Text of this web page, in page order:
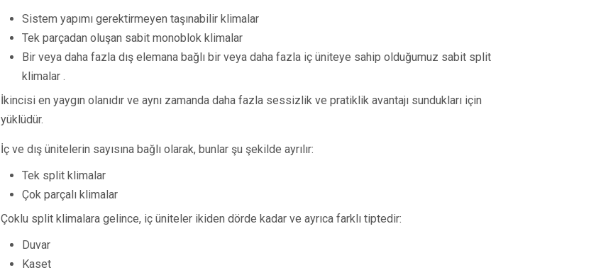
Sistem yapımı gerektirmeyen taşınabilir klimalar
Tek parçadan oluşan sabit monoblok klimalar
Bir veya daha fazla dış elemana bağlı bir veya daha fazla iç üniteye sahip olduğumuz sabit split
klimalar .
İkincisi en yaygın olanıdır ve aynı zamanda daha fazla sessizlik ve pratiklik avantajı sundukları için
yüklüdür.
İç ve dış ünitelerin sayısına bağlı olarak, bunlar şu şekilde ayrılır:
Tek split klimalar
Çok parçalı klimalar
Çoklu split klimalara gelince, iç üniteler ikiden dörde kadar ve ayrıca farklı tiptedir:
Duvar
Kaset